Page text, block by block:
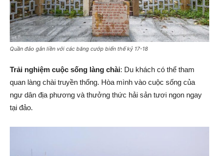
Quần đảo gắn liền với các băng cướp biển thế kỷ 17-18
Trải nghiệm cuộc sống làng chài: Du khách có thể tham
quan làng chài truyền thống. Hòa mình vào cuộc sống của
ngư dân địa phương và thưởng thức hải sản tươi ngon ngay
tại đảo.